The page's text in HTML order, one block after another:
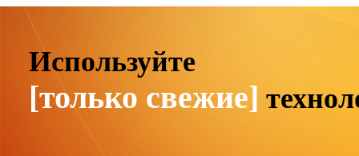
Используйте
[только свежие]